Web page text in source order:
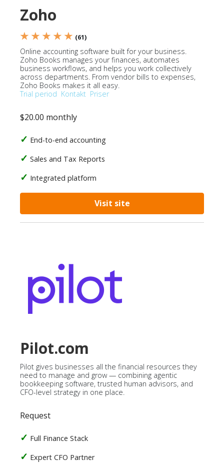
Zoho
★ ★ ★ ★ ★ (61)
Online accounting software built for your business.
Zoho Books manages your finances, automates
business workflows, and helps you work collectively
across departments. From vendor bills to expenses,
Zoho Books makes it all easy.
Trial period Kontakt Priser
$20.00 monthly
End-to-end accounting
Sales and Tax Reports
Integrated platform
Visit site
Pilot.com
Pilot gives businesses all the financial resources they
need to manage and grow — combining agentic
bookkeeping software, trusted human advisors, and
CFO-level strategy in one place.
Request
Full Finance Stack
Expert CFO Partner